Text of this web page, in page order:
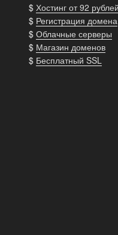
$ Хостинг от 92 рублей
$ Регистрация домена
$ Облачные серверы
$ Магазин доменов
$ Бесплатный SSL